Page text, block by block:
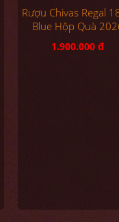
Rượu Chivas Regal
Blue Hộp Quà
1.900.000 đ